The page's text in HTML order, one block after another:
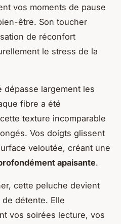
vos moments de pause
être. Son toucher
de réconfort
le stress de la
dépasse largement les
fibre a été
texture incomparable
Vos doigts glissent
veloutée, créant une
apaisante.
cette peluche devient
détente. Elle
vos soirées lecture, vos